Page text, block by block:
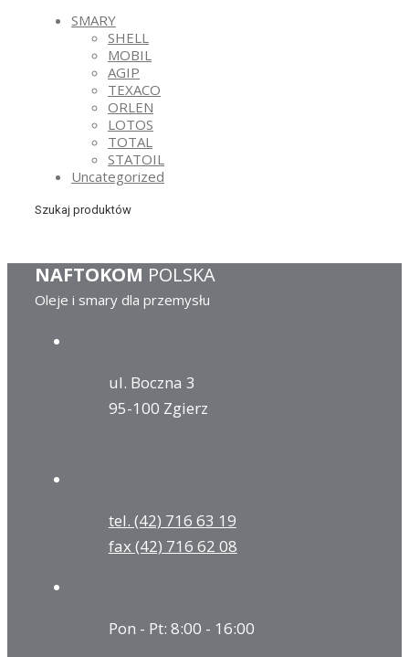
SMARY
SHELL
MOBIL
AGIP
TEXACO
ORLEN
LOTOS
TOTAL
STATOIL
Uncategorized
Szukaj produktów
NAFTOKOM POLSKA
Oleje i smary dla przemysłu
ul. Boczna 3
95-100 Zgierz
tel. (42) 716 63 19
fax (42) 716 62 08
Pon - Pt: 8:00 - 16:00